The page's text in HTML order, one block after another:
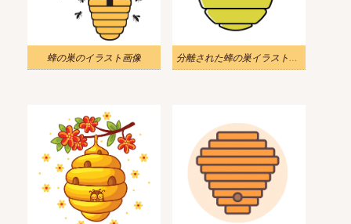
蜂の巣のイラスト画像 分離された蜂の巣イラストをダウンロード